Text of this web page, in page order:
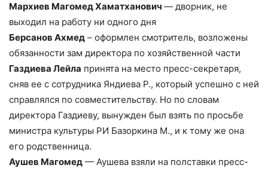
Мархиев Магомед Хаматханович — дворник, не
выходил на работу ни одного дня
Берсанов Ахмед – оформлен смотритель, возложены
обязанности зам директора по хозяйственной части
Газдиева Лейла принята на место пресс-секретаря,
сняв ее с сотрудника Яндиева Р., который успешно с ней
справлялся по совместительству. Но по словам
директора Газдиеву, вынужден был взять по просьбе
министра культуры РИ Базоркина М., и к тому же она
его родственница.
Аушев Магомед — Аушева взяли на полставки пресс-